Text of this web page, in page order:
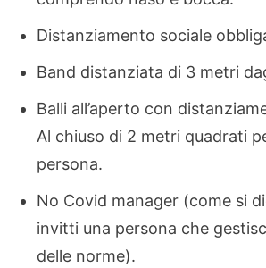
Distanziamento sociale
Band distanziata di 3 metri
Balli all’aperto con
Al chiuso di 2 metri quadrati
persona.
No Covid manager (come si
invitti una persona che
delle norme).